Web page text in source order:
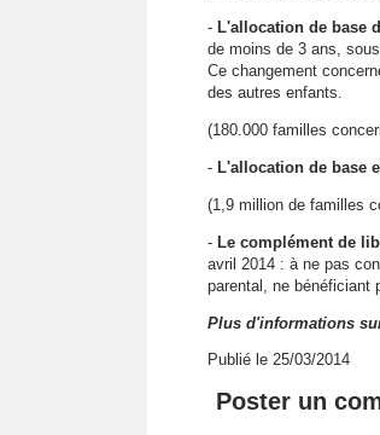
- L'allocation de base
de moins de 3 ans,
Ce changement
des autres enfants.
(180.000 familles
- L'allocation de base
(1,9 million de familles
- Le complément de
avril 2014 : à ne pas
parental, ne bénéficiant
Plus d'informations
Publié le 25/03/2014
Poster un